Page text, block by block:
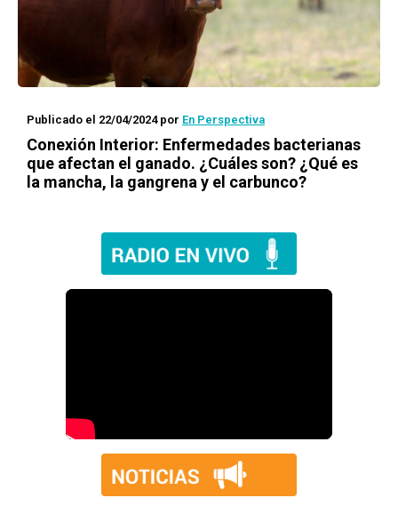
Publicado el 22/04/2024por En Perspectiva
Conexión Interior: Enfermedades bacterianas
que afectan el ganado. ¿Cuáles son? ¿Qué es
la mancha, la gangrena y el carbunco?